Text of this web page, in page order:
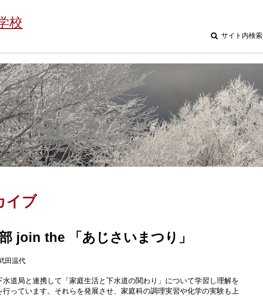
校
サイト内検索
イブ
join the 「あじさいまつり」
田温代
道局と連携して「家庭生活と下水道の関わり」について学習し理解を
っています。それらを発展させ、家庭科の調理実習や化学の実験も上